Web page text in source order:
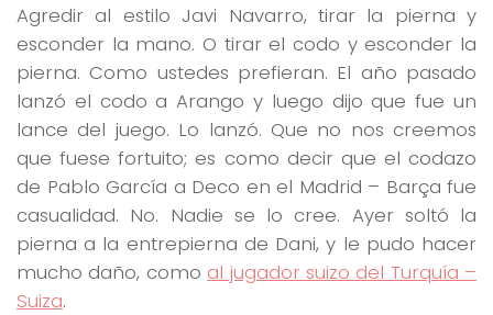
Agredir al estilo Javi Navarro, tirar la pierna y
esconder la mano. O tirar el codo y esconder la
pierna. Como ustedes prefieran. El año pasado
lanzó el codo a Arango y luego dijo que fue un
lance del juego. Lo lanzó. Que no nos creemos
que fuese fortuito; es como decir que el codazo
de Pablo García a Deco en el Madrid – Barça fue
casualidad. No. Nadie se lo cree. Ayer soltó la
pierna a la entrepierna de Dani, y le pudo hacer
mucho daño, como al jugador suizo del Turquía –
Suiza.